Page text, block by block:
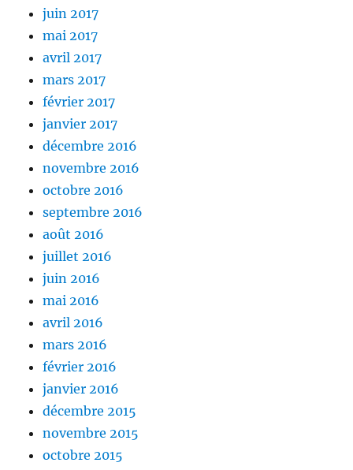
juin 2017
mai 2017
avril 2017
mars 2017
février 2017
janvier 2017
décembre 2016
novembre 2016
octobre 2016
septembre 2016
août 2016
juillet 2016
juin 2016
mai 2016
avril 2016
mars 2016
février 2016
janvier 2016
décembre 2015
novembre 2015
octobre 2015